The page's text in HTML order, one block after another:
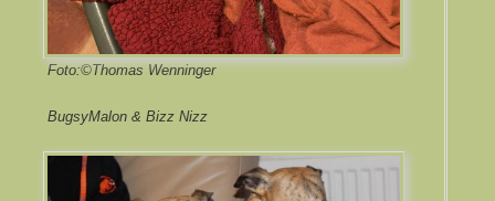
Foto:©Thomas Wenninger
BugsyMalon & Bizz Nizz